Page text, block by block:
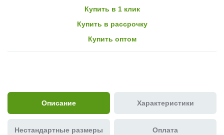
Купить в 1 клик
Купить в рассрочку
Купить оптом
Описание Характеристики
Нестандартные размеры Оплата